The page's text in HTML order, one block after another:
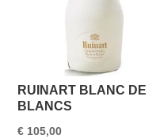
RUINART BLANC DE
BLANCS
€ 105,00